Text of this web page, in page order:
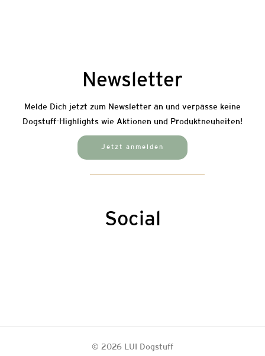
Newsletter
Melde Dich jetzt zum Newsletter an und verpasse keine
Dogstuff-Highlights wie Aktionen und Produktneuheiten!
Jetzt anmelden
Social
© 2026 LUI Dogstuff